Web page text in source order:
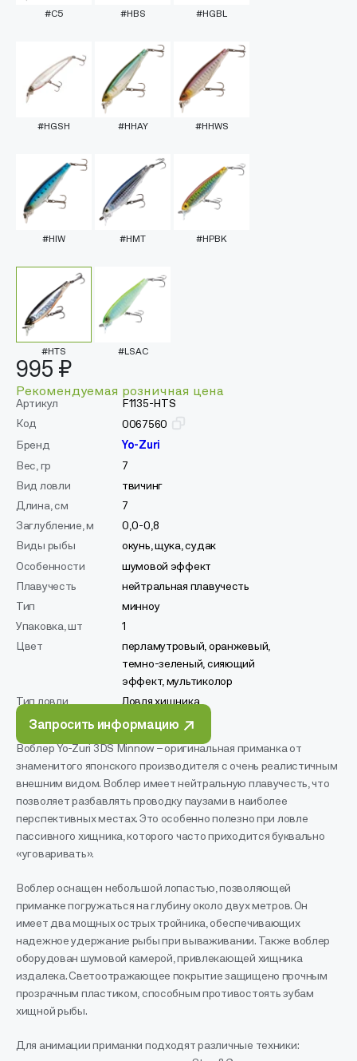
#C5 #HBS #HGBL
#HGSH #HHAY #HHWS
#HIW #HMT #HPBK
#HTS #LSAC
995 ₽
Рекомендуемая розничная цена
Артикул
F1135-HTS
Код
0067560
Бренд
Yo-Zuri
Вес, гр
7
Вид ловли
твичинг
Длина, см
7
Заглубление, м
0,0-0,8
Виды рыбы
окунь, щука, судак
Особенности
шумовой эффект
Плавучесть
нейтральная плавучесть
Тип
минноу
Упаковка, шт
1
Цвет
перламутровый, оранжевый,
темно-зеленый, сияющий
эффект, мультиколор
Тип ловли
Ловля хищника
Запросить информацию
Воблер Yo-Zuri 3DS Minnow – оригинальная приманка от
знаменитого японского производителя с очень реалистичным
внешним видом. Воблер имеет нейтральную плавучесть, что
позволяет разбавлять проводку паузами в наиболее
перспективных местах. Это особенно полезно при ловле
пассивного хищника, которого часто приходится буквально
«уговаривать».
Воблер оснащен небольшой лопастью, позволяющей
приманке погружаться на глубину около двух метров. Он
имеет два мощных острых тройника, обеспечивающих
надежное удержание рыбы при вываживании. Также воблер
оборудован шумовой камерой, привлекающей хищника
издалека. Светоотражающее покрытие защищено прочным
прозрачным пластиком, способным противостоять зубам
хищной рыбы.
Для анимации приманки подходят различные техники: